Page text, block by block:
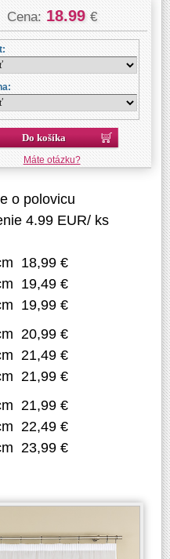
Cena: 18.99 €
Máte otázku?
o polovicu
4.99 EUR/ ks
18,99 €
19,49 €
19,99 €
20,99 €
21,49 €
21,99 €
21,99 €
22,49 €
23,99 €